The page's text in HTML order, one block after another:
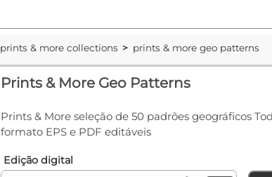
prints & more collections prints & more geo patterns
Prints & More Geo Patterns
Prints & More seleção de 50 padrões geográficos
formato EPS e PDF editáveis
Edição digital